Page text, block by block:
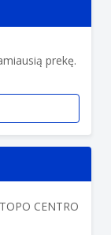
prekę.
CENTRO